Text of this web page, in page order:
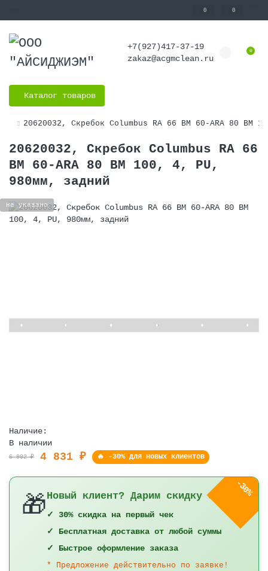
0 0
+7(927)417-37-19
zakaz@acgmclean.ru
0
Каталог товаров
20620032, Скребок Columbus RA 66 BM 60-ARA 80 BM
20620032, Скребок Columbus RA 66
BM 60-ARA 80 BM 100, 4, PU,
980мм, задний
Не указано
Наличие:
В наличии
6 902 ₽ 4 831 ₽ 🔥 -30% для новых клиентов
-30%
🎁Новый клиент? Дарим скидку 30%!
✓ 30% скидка на первый чек
✓ Бесплатная доставка от любой суммы
✓ Быстрое оформление заказа
* Предложение действительно по заявке!